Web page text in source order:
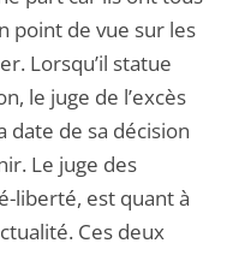
point de vue sur les
Lorsqu’il statue
le juge de l’excès
date de sa décision
Le juge des
liberté, est quant à
Ces deux